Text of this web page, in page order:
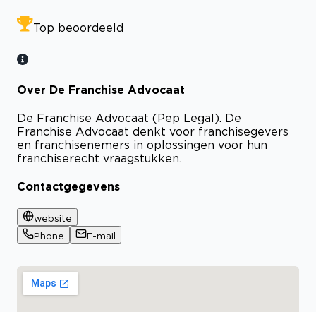
Top beoordeeld
Over De Franchise Advocaat
De Franchise Advocaat (Pep Legal). De
Franchise Advocaat denkt voor franchisegevers
en franchisenemers in oplossingen voor hun
franchiserecht vraagstukken.
Contactgegevens
website
Phone
E-mail